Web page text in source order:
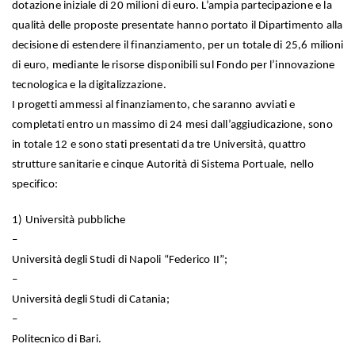
dotazione iniziale di 20 milioni di euro. L’ampia partecipazione e la
qualità delle proposte presentate hanno portato il Dipartimento alla
decisione di estendere il finanziamento, per un totale di 25,6 milioni
di euro, mediante le risorse disponibili sul Fondo per l’innovazione
tecnologica e la digitalizzazione.
I progetti ammessi al finanziamento, che saranno avviati e
completati entro un massimo di 24 mesi dall’aggiudicazione, sono
in totale 12 e sono stati presentati da tre Università, quattro
strutture sanitarie e cinque Autorità di Sistema Portuale, nello
specifico:
1) Università pubbliche
–
Università degli Studi di Napoli “Federico II”;
–
Università degli Studi di Catania;
–
Politecnico di Bari.